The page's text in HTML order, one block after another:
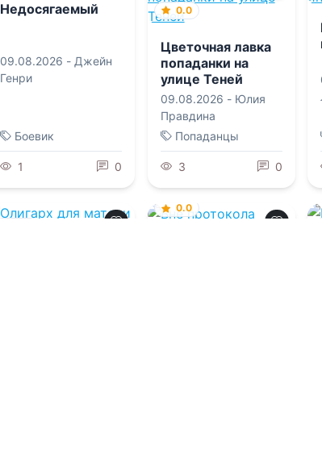
Недосягаемый
09.08.2026 - Джейн
Генри
Боевик
1 0
0.0
Цветочная лавка
попаданки на
улице Теней
09.08.2026 - Юлия
Правдина
Попаданцы
3 0
0.0